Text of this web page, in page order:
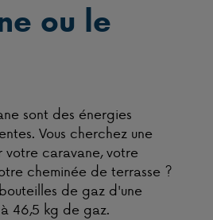
ou le
sont des énergies
Vous cherchez une
caravane, votre
cheminée de terrasse ?
de gaz d'une
46,5 kg de gaz.